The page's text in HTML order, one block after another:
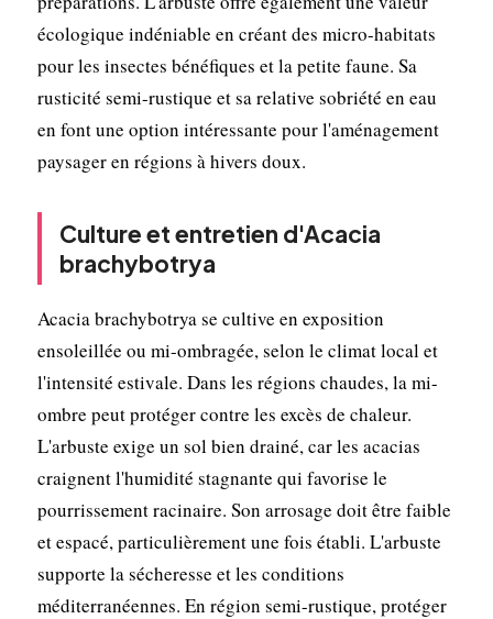
écologique indéniable en créant des micro-habitats
pour les insectes bénéfiques et la petite faune. Sa
rusticité semi-rustique et sa relative sobriété en eau
en font une option intéressante pour l'aménagement
paysager en régions à hivers doux.
Culture et entretien d'Acacia
brachybotrya
Acacia brachybotrya se cultive en exposition
ensoleillée ou mi-ombragée, selon le climat local et
l'intensité estivale. Dans les régions chaudes, la mi-
ombre peut protéger contre les excès de chaleur.
L'arbuste exige un sol bien drainé, car les acacias
craignent l'humidité stagnante qui favorise le
pourrissement racinaire. Son arrosage doit être faible
et espacé, particulièrement une fois établi. L'arbuste
supporte la sécheresse et les conditions
méditerranéennes. En région semi-rustique, protéger